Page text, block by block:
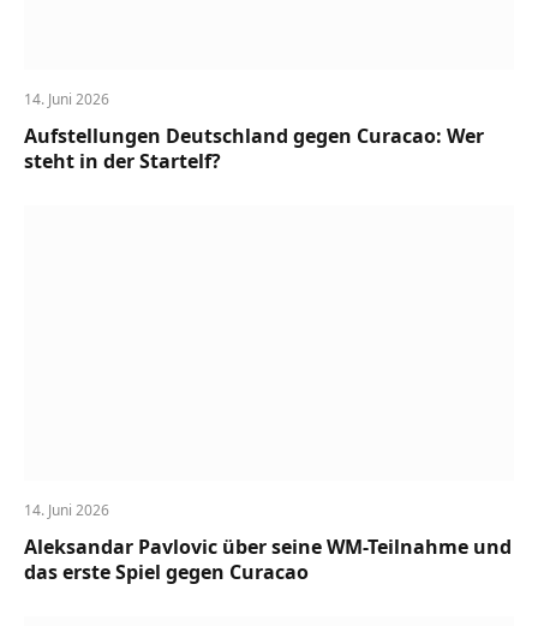
14. Juni 2026
Aufstellungen Deutschland gegen Curacao: Wer
steht in der Startelf?
14. Juni 2026
Aleksandar Pavlovic über seine WM-Teilnahme und
das erste Spiel gegen Curacao